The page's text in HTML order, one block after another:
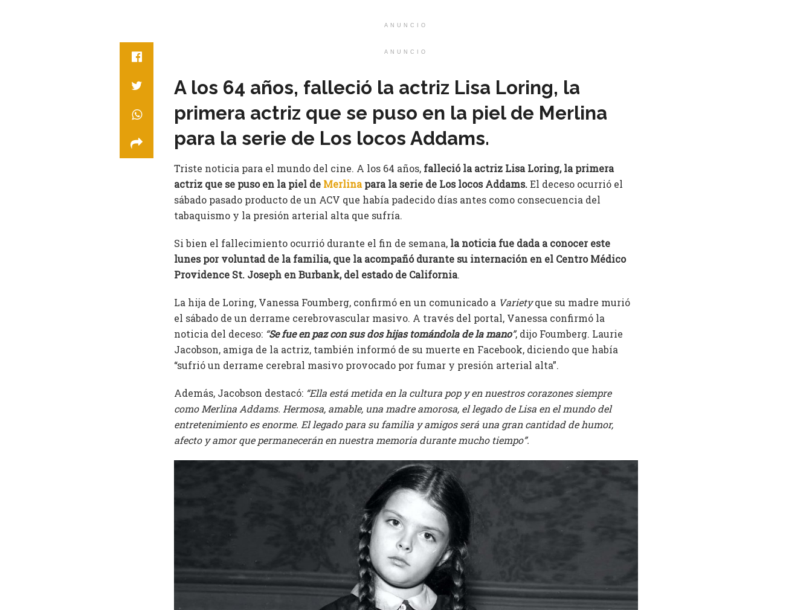
ANUNCIO
ANUNCIO
A los 64 años, falleció la actriz Lisa Loring, la
primera actriz que se puso en la piel de Merlina
para la serie de Los locos Addams.
Triste noticia para el mundo del cine. A los 64 años, falleció la actriz Lisa Loring, la primera
actriz que se puso en la piel de Merlinapara la serie de Los locos Addams.El deceso ocurrió el
sábado pasado producto de un ACV que había padecido días antes como consecuencia del
tabaquismo y la presión arterial alta que sufría.
Si bien el fallecimiento ocurrió durante el fin de semana, la noticia fue dada a conocer este
lunes por voluntad de la familia, que la acompañó durante su internación en el Centro Médico
Providence St. Joseph en Burbank, del estado de California.
La hija de Loring, Vanessa Foumberg, confirmó en un comunicado a Varietyque su madre murió
el sábado de un derrame cerebrovascular masivo. A través del portal, Vanessa confirmó la
noticia del deceso: “Se fue en paz con sus dos hijas tomándola de la mano”, dijo Foumberg. Laurie
Jacobson, amiga de la actriz, también informó de su muerte en Facebook, diciendo que había
“sufrió un derrame cerebral masivo provocado por fumar y presión arterial alta”.
Además, Jacobson destacó: “Ella está metida en la cultura pop y en nuestros corazones siempre
como Merlina Addams. Hermosa, amable, una madre amorosa, el legado de Lisa en el mundo del
entretenimiento es enorme. El legado para su familia y amigos será una gran cantidad de humor,
afecto y amor que permanecerán en nuestra memoria durante mucho tiempo”.